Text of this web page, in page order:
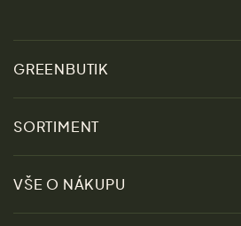
GREENBUTIK
Udržitelnost
SORTIMENT
Slevy
Ženy
VŠE O NÁKUPU